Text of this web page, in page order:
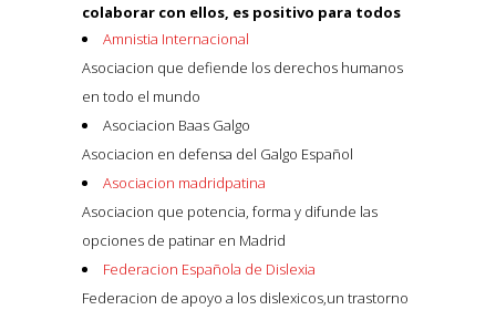
colaborar con ellos, es positivo para todos
Amnistia Internacional
Asociacion que defiende los derechos humanos
en todo el mundo
Asociacion Baas Galgo
Asociacion en defensa del Galgo Español
Asociacion madridpatina
Asociacion que potencia, forma y difunde las
opciones de patinar en Madrid
Federacion Española de Dislexia
Federacion de apoyo a los dislexicos,un trastorno